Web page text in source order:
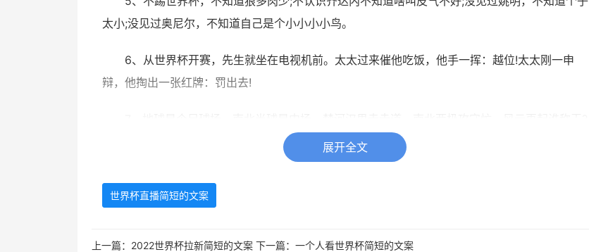
太小;没见过奥尼尔，不知道自己是个小小小小鸟。
6、从世界杯开赛，先生就坐在电视机前。太太过来催他吃饭，他手一挥：越位!太太刚一申
辩，他掏出一张红牌：罚出去!
各亮绝活逞胜场。顶极赛事已登场，精彩瞬间共珍藏!
一杯除臭水，换我一生不伤悲，就算我会喝醉，就算再多美眉，不会闯进世界杯。
展开全文
世界杯直播简短的文案
上一篇： 2022世界杯拉新简短的文案 下一篇： 一个人看世界杯简短的文案